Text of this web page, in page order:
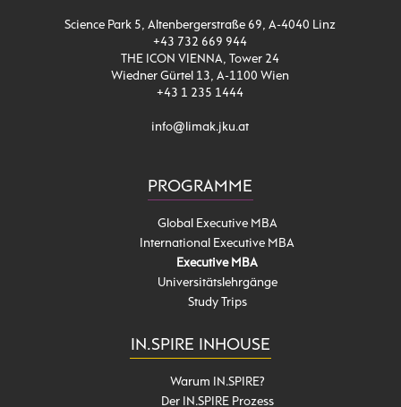
Science Park 5, Altenbergerstraße 69, A-4040 Linz
+43 732 669 944
THE ICON VIENNA, Tower 24
Wiedner Gürtel 13, A-1100 Wien
+43 1 235 1444
info@limak.jku.at
PROGRAMME
Global Executive MBA
International Executive MBA
Executive MBA
Universitätslehrgänge
Study Trips
IN.SPIRE INHOUSE
Warum IN.SPIRE?
Der IN.SPIRE Prozess